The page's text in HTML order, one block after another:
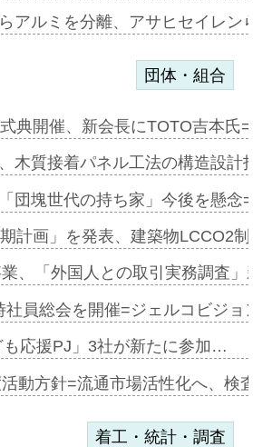
アルミを分離、アサヒセイレ
団体・組合
典開催、新会長にTOTO吉本氏
木質接着パネル工法の構造設
団塊世代の持ち家」今後を懸
計画」を発表、建築物LCCO2
、「外国人との取引実務調査
社員総会を開催=ジェルコビジ
応援PJ」3社が新たに参加…
動方針=流通市場活性化へ、検
着工・統計・調査